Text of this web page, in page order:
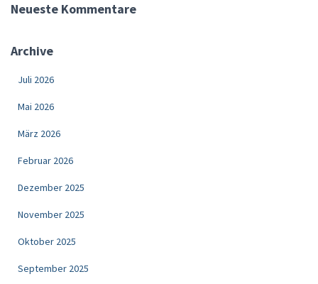
Neueste Kommentare
Archive
Juli 2026
Mai 2026
März 2026
Februar 2026
Dezember 2025
November 2025
Oktober 2025
September 2025